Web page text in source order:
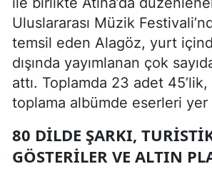
Uluslararası Müzik
temsil eden Alagöz, yurt
dışında yayımlanan çok
attı. Toplamda 23 adet
toplama albümde eserleri yer
80 DILDE ŞARKI,
GÖSTERILER VE ALTIN